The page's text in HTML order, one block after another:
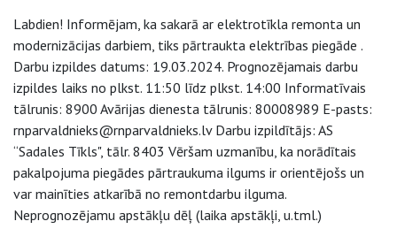
Labdien! Informējam, ka sakarā ar elektrotīkla remonta un
modernizācijas darbiem, tiks pārtraukta elektrības piegāde .
Darbu izpildes datums: 19.03.2024. Prognozējamais darbu
izpildes laiks no plkst. 11:50 līdz plkst. 14:00 Informatīvais
tālrunis: 8900 Avārijas dienesta tālrunis: 80008989 E-pasts:
rnparvaldnieks@rnparvaldnieks.lv Darbu izpildītājs: AS
“Sadales Tīkls", tālr. 8403 Vēršam uzmanību, ka norādītais
pakalpojuma piegādes pārtraukuma ilgums ir orientējošs un
var mainīties atkarībā no remontdarbu ilguma.
Neprognozējamu apstākļu dēļ (laika apstākļi, u.tml.)